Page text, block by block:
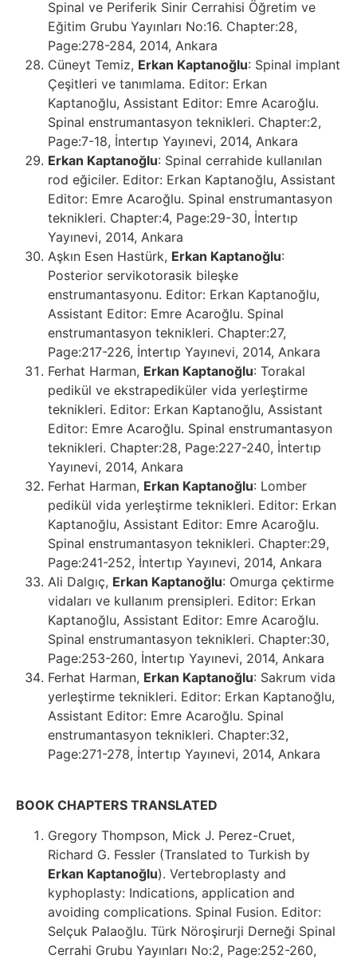
Spinal ve Periferik Sinir Cerrahisi Öğretim ve
Eğitim Grubu Yayınları No:16. Chapter:28,
Page:278-284, 2014, Ankara
Cüneyt Temiz, Erkan Kaptanoğlu: Spinal implant
Çeşitleri ve tanımlama. Editor: Erkan
Kaptanoğlu, Assistant Editor: Emre Acaroğlu.
Spinal enstrumantasyon teknikleri. Chapter:2,
Page:7-18, İntertıp Yayınevi, 2014, Ankara
Erkan Kaptanoğlu: Spinal cerrahide kullanılan
rod eğiciler. Editor: Erkan Kaptanoğlu, Assistant
Editor: Emre Acaroğlu. Spinal enstrumantasyon
teknikleri. Chapter:4, Page:29-30, İntertıp
Yayınevi, 2014, Ankara
Aşkın Esen Hastürk, Erkan Kaptanoğlu:
Posterior servikotorasik bileşke
enstrumantasyonu. Editor: Erkan Kaptanoğlu,
Assistant Editor: Emre Acaroğlu. Spinal
enstrumantasyon teknikleri. Chapter:27,
Page:217-226, İntertıp Yayınevi, 2014, Ankara
Ferhat Harman, Erkan Kaptanoğlu: Torakal
pedikül ve ekstrapediküler vida yerleştirme
teknikleri. Editor: Erkan Kaptanoğlu, Assistant
Editor: Emre Acaroğlu. Spinal enstrumantasyon
teknikleri. Chapter:28, Page:227-240, İntertıp
Yayınevi, 2014, Ankara
Ferhat Harman, Erkan Kaptanoğlu: Lomber
pedikül vida yerleştirme teknikleri. Editor: Erkan
Kaptanoğlu, Assistant Editor: Emre Acaroğlu.
Spinal enstrumantasyon teknikleri. Chapter:29,
Page:241-252, İntertıp Yayınevi, 2014, Ankara
Ali Dalgıç, Erkan Kaptanoğlu: Omurga çektirme
vidaları ve kullanım prensipleri. Editor: Erkan
Kaptanoğlu, Assistant Editor: Emre Acaroğlu.
Spinal enstrumantasyon teknikleri. Chapter:30,
Page:253-260, İntertıp Yayınevi, 2014, Ankara
Ferhat Harman, Erkan Kaptanoğlu: Sakrum vida
yerleştirme teknikleri. Editor: Erkan Kaptanoğlu,
Assistant Editor: Emre Acaroğlu. Spinal
enstrumantasyon teknikleri. Chapter:32,
Page:271-278, İntertıp Yayınevi, 2014, Ankara
BOOK CHAPTERS TRANSLATED
Gregory Thompson, Mick J. Perez-Cruet,
Richard G. Fessler (Translated to Turkish by
Erkan Kaptanoğlu). Vertebroplasty and
kyphoplasty: Indications, application and
avoiding complications. Spinal Fusion. Editor:
Selçuk Palaoğlu. Türk Nöroşirurji Derneği Spinal
Cerrahi Grubu Yayınları No:2, Page:252-260,